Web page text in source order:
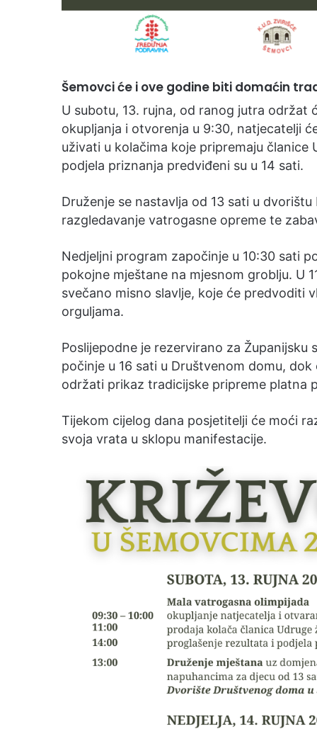
Šemovci će i ove godine biti domaćin
U subotu, 13. rujna, od ranog jutra održat
okupljanja i otvorenja u 9:30, natjecatelji
uživati u kolačima koje pripremaju članice
podjela priznanja predviđeni su u 14 sati.
Druženje se nastavlja od 13 sati u
razgledavanje vatrogasne opreme te
Nedjeljni program započinje u 10:30 sati
pokojne mještane na mjesnom groblju. U
svečano misno slavlje, koje će predvoditi
orguljama.
Poslijepodne je rezervirano za
počinje u 16 sati u Društvenom domu,
održati prikaz tradicijske pripreme platna
Tijekom cijelog dana posjetitelji će moći
svoja vrata u sklopu manifestacije.